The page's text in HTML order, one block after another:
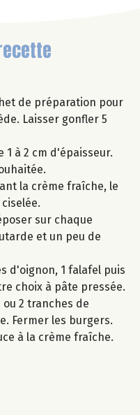
de préparation pour
Laisser gonfler 5
1 à 2 cm d'épaisseur.
la crème fraîche, le
sur chaque
et un peu de
d'oignon, 1 falafel puis
choix à pâte pressée.
2 tranches de
Fermer les burgers.
à la crème fraîche.